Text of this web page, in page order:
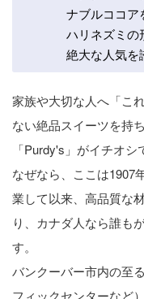
ナブルココア
ハリネズミの
絶大な人気を
家族や大切な人へ「こ
ない絶品スイーツを持
「Purdy's」がイチオシ
なぜなら、ここは1907
業して以来、高品質な
り、カナダ人なら誰も
す。
バンクーバー市内の至
フィックセンターなど